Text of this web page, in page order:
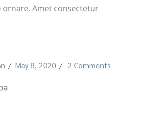
ornare. Amet consectetur
May 8, 2020 2 Comments